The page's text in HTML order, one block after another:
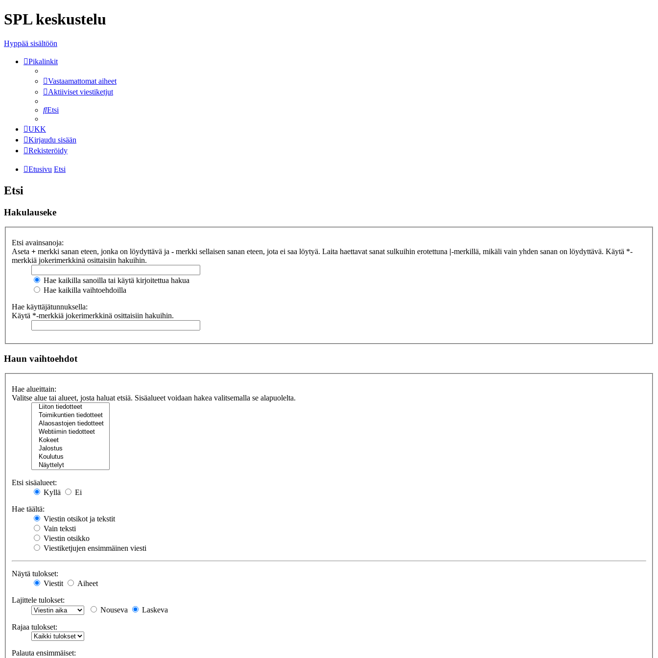
SPL keskustelu
Hyppää sisältöön
Pikalinkit
Vastaamattomat aiheet
Aktiiviset viestiketjut
Etsi
UKK
Kirjaudu sisään
Rekisteröidy
Etusivu Etsi
Etsi
Hakulauseke
Etsi avainsanoja:
Aseta + merkki sanan eteen, jonka on löydyttävä ja - merkki sellaisen sanan eteen, jota ei saa löytyä. Laita haettavat sanat sulkuihin erotettuna |-merkillä, mikäli vain yhden sanan on löydyttävä. Käytä *-
merkkiä jokerimerkkinä osittaisiin hakuihin.
Hae kaikilla sanoilla tai käytä kirjoitettua hakua
Hae kaikilla vaihtoehdoilla
Hae käyttäjätunnuksella:
Käytä *-merkkiä jokerimerkkinä osittaisiin hakuihin.
Haun vaihtoehdot
Hae alueittain:
Valitse alue tai alueet, josta haluat etsiä. Sisäalueet voidaan hakea valitsemalla se alapuolelta.
Etsi sisäalueet:
Kyllä
Ei
Hae täältä:
Viestin otsikot ja tekstit
Vain teksti
Viestin otsikko
Viestiketjujen ensimmäinen viesti
Näytä tulokset:
Viestit
Aiheet
Lajittele tulokset:
Nouseva
Laskeva
Rajaa tulokset:
Palauta ensimmäiset: